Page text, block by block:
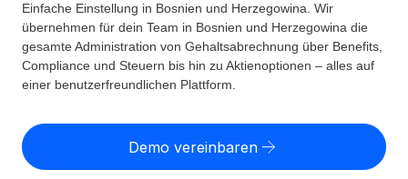
Employer of Record
Weltweites Wachstum ohne Kosten für Niederlassungen
Contractor of Record
Contractor Management
Globales Onboarding und Verwalten von
Country Explorer
Länderspezifische Unterstützung bei der Einstellung
Explorer für US-Bundesstaaten
Vergleiche mit unseren Mitbewerbern
TOOLS UND RECHNER
Scheinselbstständigkeitsrisiko berechnen
Länderspezifische Einschätzung des
Personalkostenrechner
Preise
English
Einfache Einstellung in Bosnien und Herzegowina. Wir
übernehmen für dein Team in Bosnien und Herzegowina die
gesamte Administration von Gehaltsabrechnung über Benefits,
Compliance und Steuern bis hin zu Aktienoptionen – alles auf
einer benutzerfreundlichen Plattform.
Demo vereinbaren